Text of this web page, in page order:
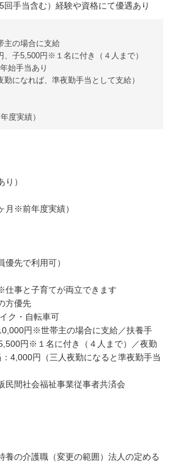
手当含む）経験や資格にて優遇あり
主の場合に支給
、子5,500円※１名に付き（４人まで）
始手当あり
になれば、準夜勤手当として支給）
度実績）
）
月※前年度実績）
優先で利用可）
事と子育てが両立できます
方優先
ク・自転車可
円※世帯主の場合に支給／扶養手
円※１名に付き（４人まで）／夜勤
4,000円（三人夜勤になると準夜勤手当
民間社会福祉事業従事者共済会
養の介護職（変更の範囲）法人の定める